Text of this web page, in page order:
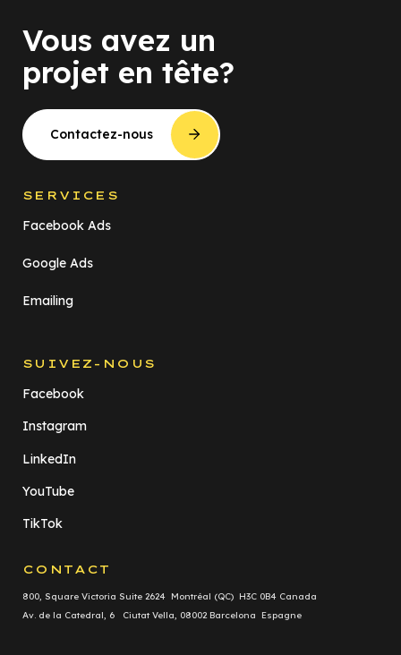
Vous avez un
projet en tête?
Contactez-nous
SERVICES
Facebook Ads
Google Ads
Emailing
SUIVEZ-NOUS
Facebook
Instagram
LinkedIn
YouTube
TikTok
CONTACT
800, Square Victoria Suite 2624 Montréal (QC) H3C 0B4 Canada
Av. de la Catedral, 6 Ciutat Vella, 08002 Barcelona Espagne